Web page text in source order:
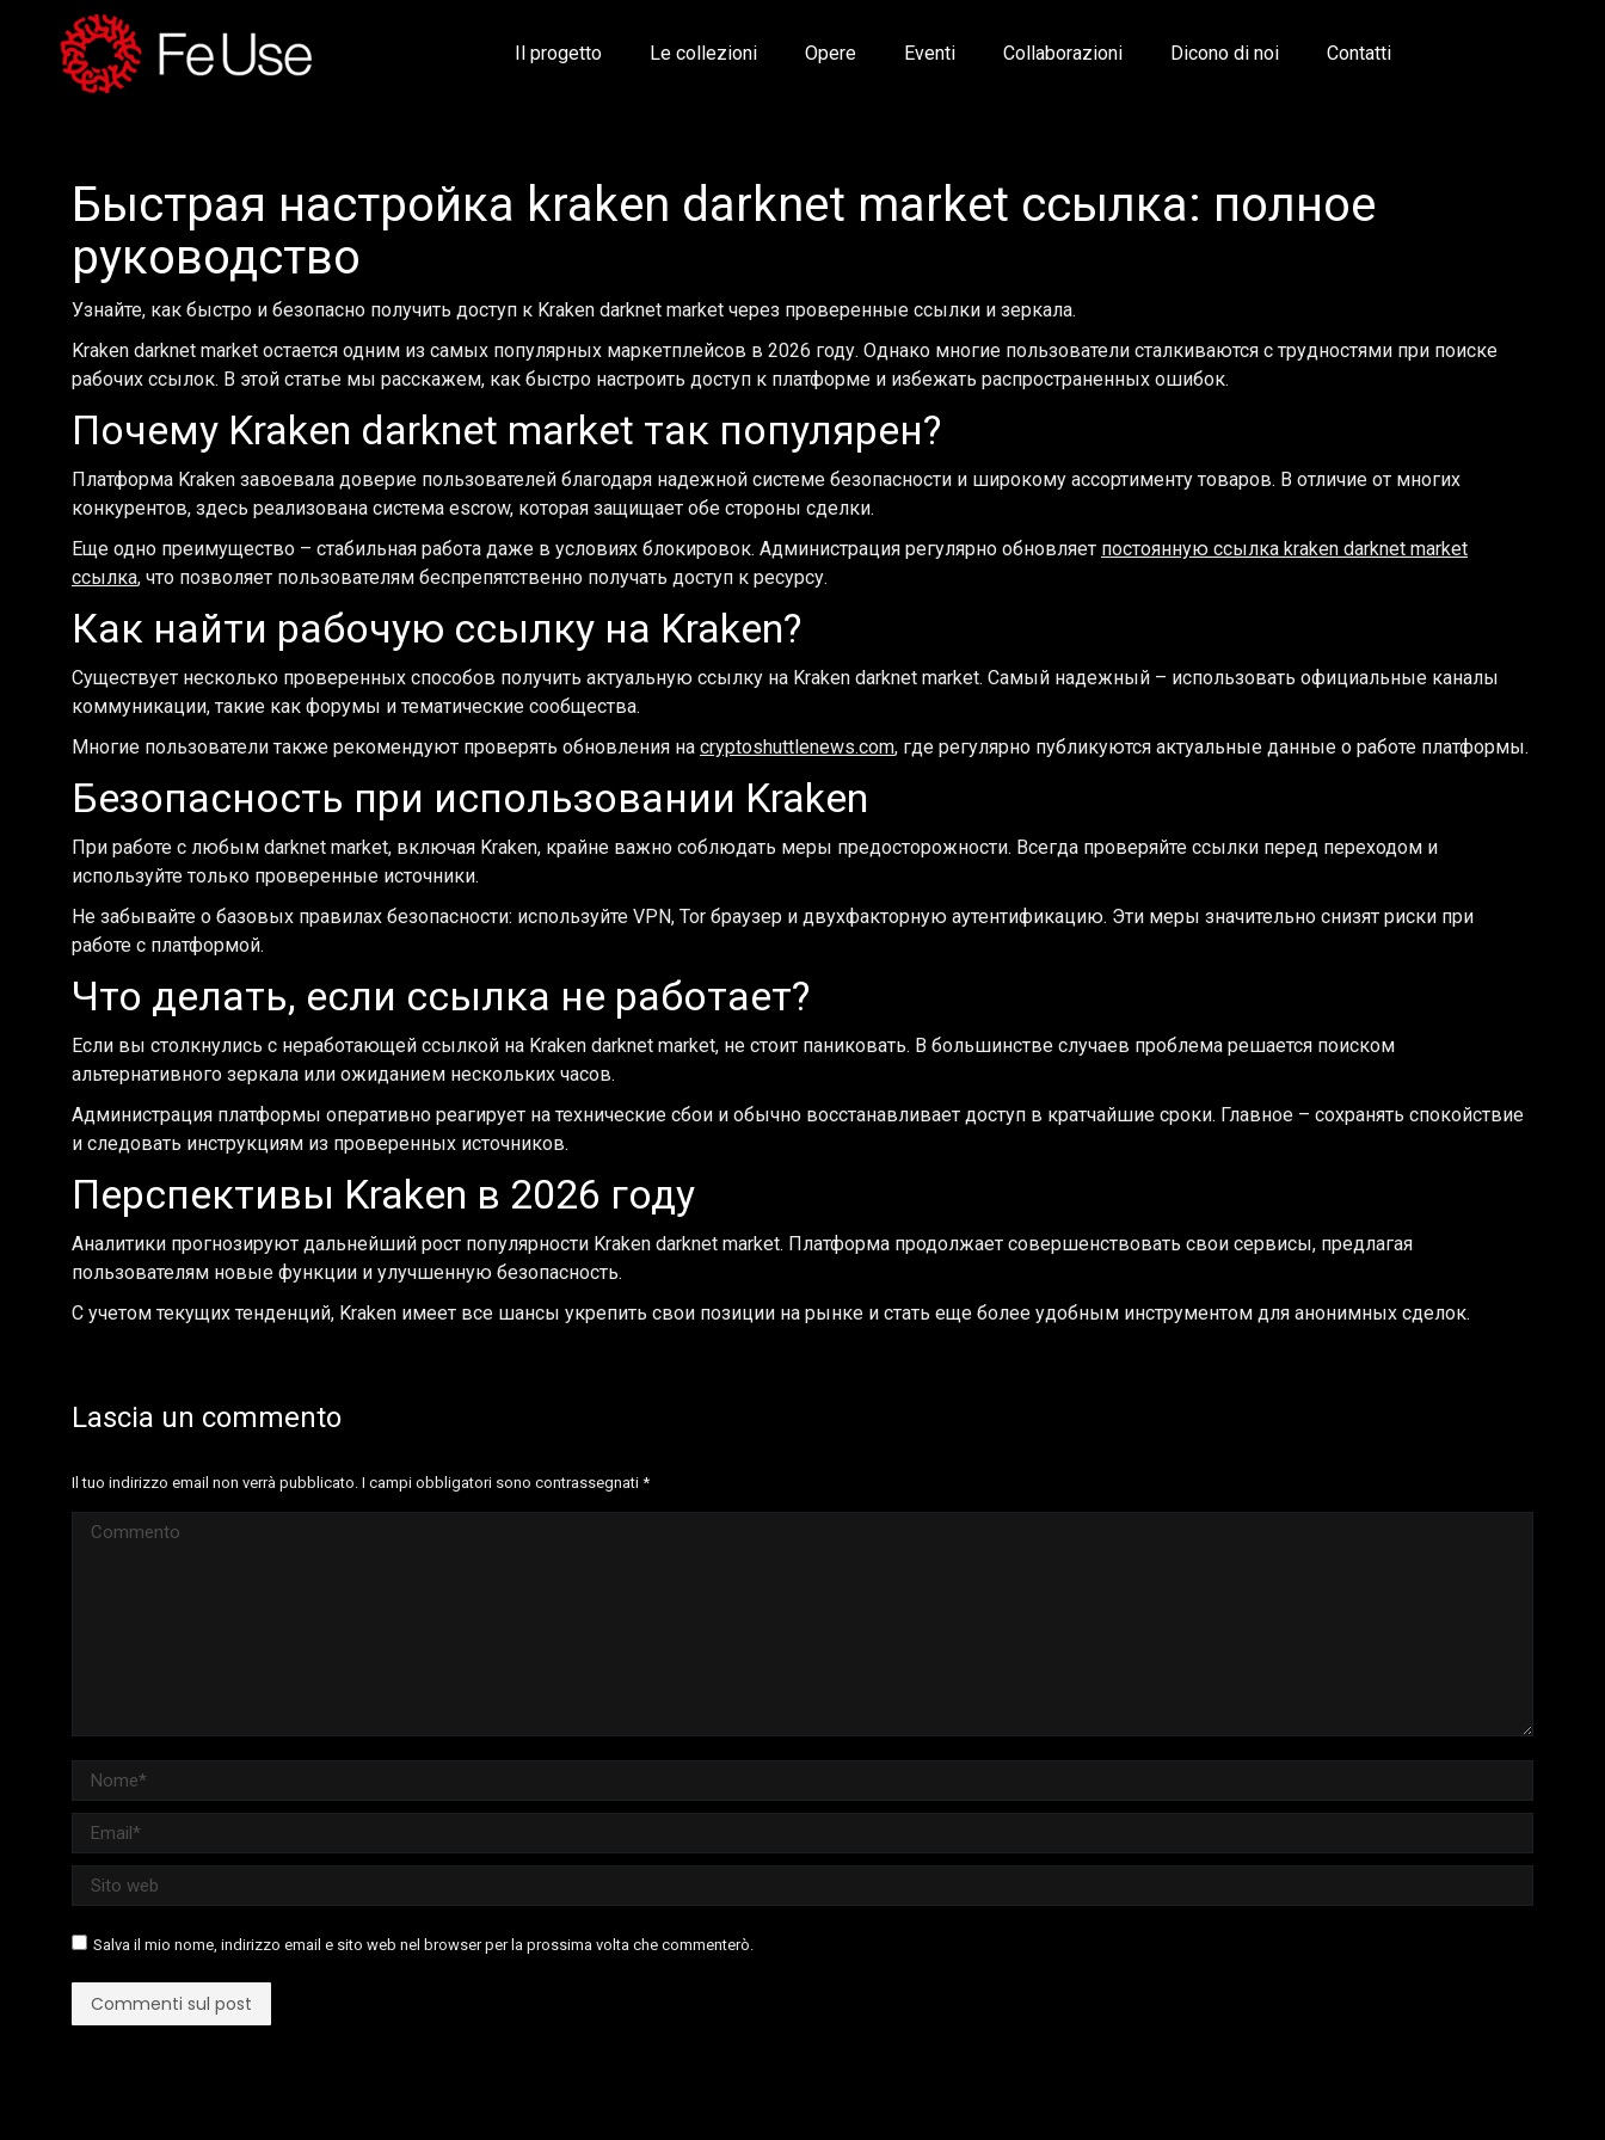
Il progetto Le collezioni Opere Eventi Collaborazioni Dicono di noi Contatti
Быстрая настройка kraken darknet market ссылка: полное
руководство
Узнайте, как быстро и безопасно получить доступ к Kraken darknet market через проверенные ссылки и зеркала.
Kraken darknet market остается одним из самых популярных маркетплейсов в 2026 году. Однако многие пользователи сталкиваются с трудностями при поиске
рабочих ссылок. В этой статье мы расскажем, как быстро настроить доступ к платформе и избежать распространенных ошибок.
Почему Kraken darknet market так популярен?
Платформа Kraken завоевала доверие пользователей благодаря надежной системе безопасности и широкому ассортименту товаров. В отличие от многих
конкурентов, здесь реализована система escrow, которая защищает обе стороны сделки.
Еще одно преимущество – стабильная работа даже в условиях блокировок. Администрация регулярно обновляет постоянную ссылка kraken darknet market
ссылка, что позволяет пользователям беспрепятственно получать доступ к ресурсу.
Как найти рабочую ссылку на Kraken?
Существует несколько проверенных способов получить актуальную ссылку на Kraken darknet market. Самый надежный – использовать официальные каналы
коммуникации, такие как форумы и тематические сообщества.
Многие пользователи также рекомендуют проверять обновления на cryptoshuttlenews.com, где регулярно публикуются актуальные данные о работе платформы.
Безопасность при использовании Kraken
При работе с любым darknet market, включая Kraken, крайне важно соблюдать меры предосторожности. Всегда проверяйте ссылки перед переходом и
используйте только проверенные источники.
Не забывайте о базовых правилах безопасности: используйте VPN, Tor браузер и двухфакторную аутентификацию. Эти меры значительно снизят риски при
работе с платформой.
Что делать, если ссылка не работает?
Если вы столкнулись с неработающей ссылкой на Kraken darknet market, не стоит паниковать. В большинстве случаев проблема решается поиском
альтернативного зеркала или ожиданием нескольких часов.
Администрация платформы оперативно реагирует на технические сбои и обычно восстанавливает доступ в кратчайшие сроки. Главное – сохранять спокойствие
и следовать инструкциям из проверенных источников.
Перспективы Kraken в 2026 году
Аналитики прогнозируют дальнейший рост популярности Kraken darknet market. Платформа продолжает совершенствовать свои сервисы, предлагая
пользователям новые функции и улучшенную безопасность.
С учетом текущих тенденций, Kraken имеет все шансы укрепить свои позиции на рынке и стать еще более удобным инструментом для анонимных сделок.
Lascia un commento
Il tuo indirizzo email non verrà pubblicato. I campi obbligatori sono contrassegnati *
Commento
Nome *
Email *
Sito web
Salva il mio nome, indirizzo email e sito web nel browser per la prossima volta che commenterò.
Commenti sul post